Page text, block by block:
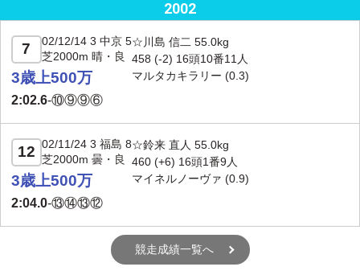
2002
7
02/12/14 3 中京 5
芝2000m 晴・良
3歳上500万
2:02.6-⑩⑨⑨⑥
☆川島 信二 55.0kg
458 (-2) 16頭10番11人
マルタカキラリー (0.3)
12
02/11/24 3 福島 8
芝2000m 曇・良
3歳上500万
2:04.0-⑬⑭⑬⑫
☆鈴来 直人 55.0kg
460 (+6) 16頭1番9人
マイネルノーヴァ (0.9)
競走成績一覧へ